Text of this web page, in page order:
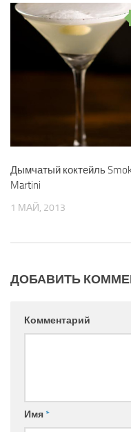
Дымчатый коктейль
Martini
1 МАЙ, 2013
ДОБАВИТЬ
Комментарий
Имя*